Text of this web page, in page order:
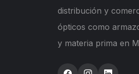
distribución y
ópticos como
y materia prima en